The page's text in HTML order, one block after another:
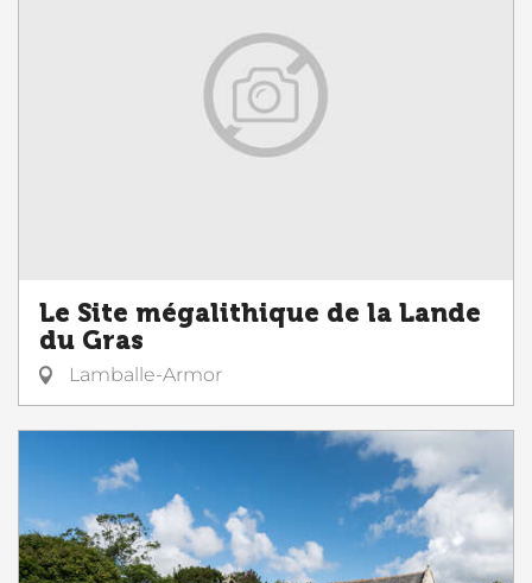
Le Site mégalithique de la Lande
du Gras
Lamballe-Armor